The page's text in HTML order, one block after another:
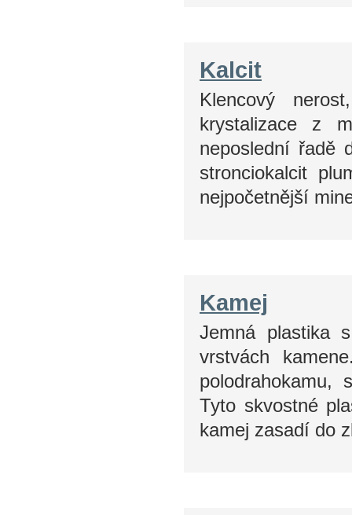
Kalcit
Klencový
krystalizace z
neposlední řadě
stronciokalcit
nejpočetnější
Kamej
Jemná plastika
vrstvách
polodrahokamu,
Tyto skvostné
kamej zasadí do